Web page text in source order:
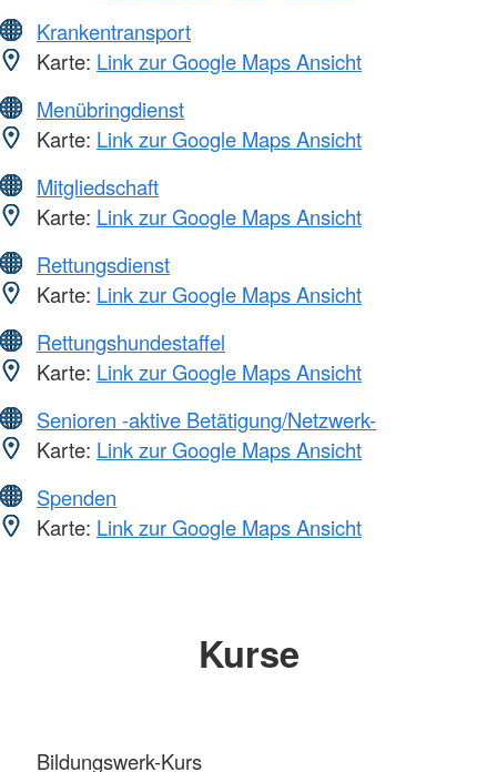
Krankentransport
Karte: Link zur Google Maps Ansicht
Menübringdienst
Karte: Link zur Google Maps Ansicht
Mitgliedschaft
Karte: Link zur Google Maps Ansicht
Rettungsdienst
Karte: Link zur Google Maps Ansicht
Rettungshundestaffel
Karte: Link zur Google Maps Ansicht
Senioren -aktive Betätigung/Netzwerk-
Karte: Link zur Google Maps Ansicht
Spenden
Karte: Link zur Google Maps Ansicht
Kurse
Bildungswerk-Kurs